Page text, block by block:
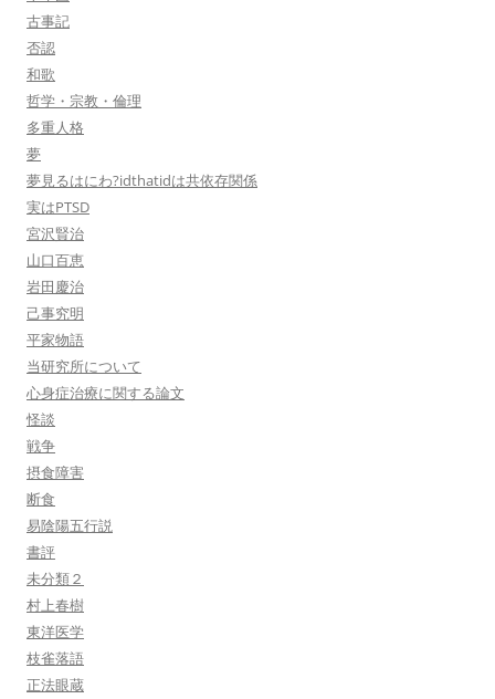
古事記
否認
和歌
哲学・宗教・倫理
多重人格
夢
夢見るはにわ?idthatidは共依存関係
実はPTSD
宮沢賢治
山口百恵
岩田慶治
己事究明
平家物語
当研究所について
心身症治療に関する論文
怪談
戦争
摂食障害
断食
易陰陽五行説
書評
未分類２
村上春樹
東洋医学
枝雀落語
正法眼蔵